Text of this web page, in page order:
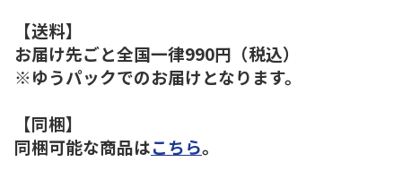
【送料】
お届け先ごと全国一律990円（税込）
※ゆうパックでのお届けとなります。
【同梱】
同梱可能な商品はこちら。